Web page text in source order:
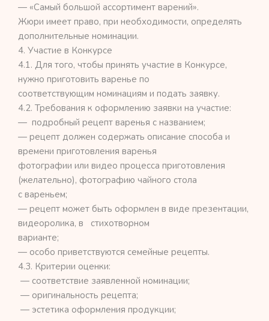
— «Самый большой ассортимент варений».
Жюри имеет право, при необходимости, определять
дополнительные номинации.
4. Участие в Конкурсе
4.1. Для того, чтобы принять участие в Конкурсе,
нужно приготовить варенье по
соответствующим номинациям и подать заявку.
4.2. Требования к оформлению заявки на участие:
— подробный рецепт варенья с названием;
— рецепт должен содержать описание способа и
времени приготовления варенья
фотографии или видео процесса приготовления
(желательно), фотографию чайного стола
с вареньем;
— рецепт может быть оформлен в виде презентации,
видеоролика, в стихотворном
варианте;
— особо приветствуются семейные рецепты.
4.3. Критерии оценки:
— соответствие заявленной номинации;
— оригинальность рецепта;
— эстетика оформления продукции;